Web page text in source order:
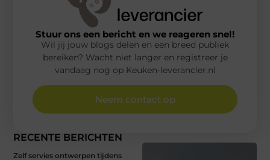
RECENTE BERICHTEN
Zelf servies ontwerpen tijdens
Stuur ons een bericht en we reageren snel!
Wil jij jouw blogs delen en een breed publiek
bereiken? Wacht niet langer en registreer je
vandaag nog op Keuken-leverancier.nl
Neem contact op